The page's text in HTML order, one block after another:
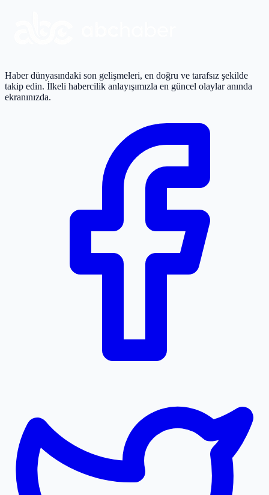
Haber dünyasındaki son gelişmeleri, en doğru ve tarafsız şekilde
takip edin. İlkeli habercilik anlayışımızla en güncel olaylar anında
ekranınızda.